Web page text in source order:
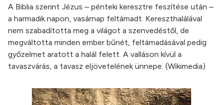
A Biblia szerint Jézus – pénteki keresztre feszítése után –
a harmadik napon, vasárnap feltámadt. Kereszthalálával
nem szabadította meg a világot a szenvedéstől, de
megváltotta minden ember bűnét, feltámadásával pedig
győzelmet aratott a halál felett. A valláson kívül a
tavaszvárás, a tavasz eljövetelének ünnepe. (Wikimedia)